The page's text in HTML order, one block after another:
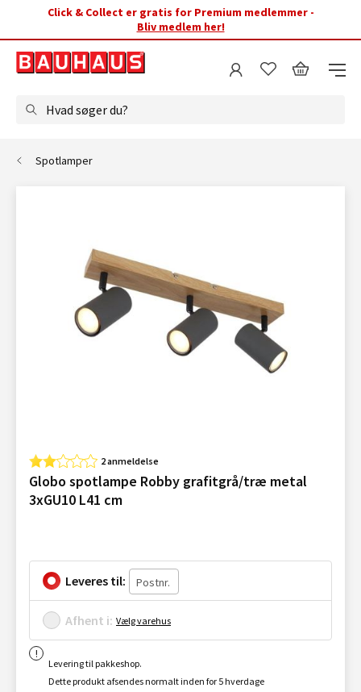
Click & Collect er gratis for Premium medlemmer -
Bliv medlem her!
Hvad søger du?
Spotlamper
2 anmeldelse
Globo spotlampe Robby grafitgrå/træ metal
3xGU10 L41 cm
Leveres til:
Afhent i: Vælg varehus
Levering til pakkeshop.
Dette produkt afsendes normalt inden for 5 hverdage